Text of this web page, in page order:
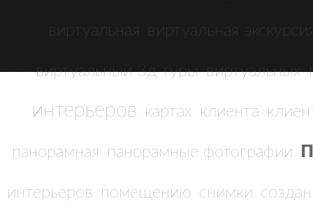
виртуальная виртуальная
виртуальный 3д туры виртуальных
интерьеров картах клиента
панорамная панорамные фотографии
интерьеров помещению снимки